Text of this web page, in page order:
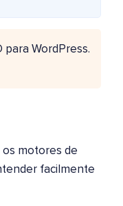
para WordPress.
os motores de
facilmente